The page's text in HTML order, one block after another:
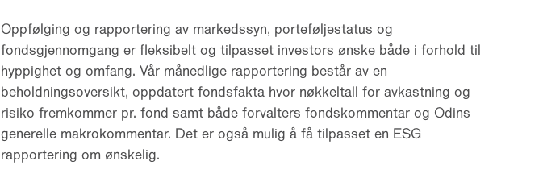
Oppfølging og rapportering av markedssyn, porteføljestatus og
fondsgjennomgang er fleksibelt og tilpasset investors ønske både i forhold til
hyppighet og omfang. Vår månedlige rapportering består av en
beholdningsoversikt, oppdatert fondsfakta hvor nøkkeltall for avkastning og
risiko fremkommer pr. fond samt både forvalters fondskommentar og Odins
generelle makrokommentar. Det er også mulig å få tilpasset en ESG
rapportering om ønskelig.